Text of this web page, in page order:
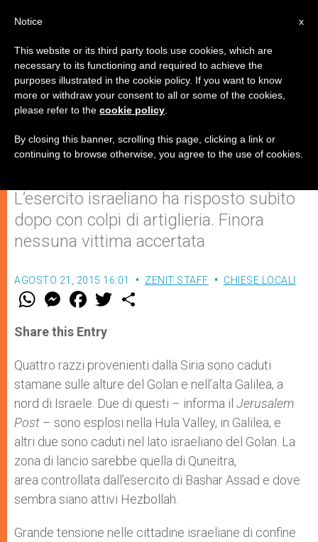
Fuoco siriano su Israele: quattro
razzi esplosi sulle alture del
Golan
L’esercito israeliano ha risposto subito
dopo con colpi di artiglieria. Finora
nessuna vittima accertata
AGOSTO 21, 2015 16:01 ZENIT STAFF CHIESE LOCALI
W
t
s
p
p
M
e
s
e
g
e
r
F
a
e
b
o
k
w
r
Share this Entry
Quattro razzi provenienti dalla Siria sono caduti
stamane sulle alture del Golan e nell’alta Galilea, a
nord di Israele. Due di questi – informa il Jerusalem
Post – sono esplosi nella Hula Valley, in Galilea, e
altri due sono caduti nel lato israeliano del Golan. La
zona di lancio sarebbe quella di Quneitra,
area controllata dall’esercito di Bashar Assad e dove
sembra siano attivi Hezbollah.
Grande tensione nelle cittadine israeliane di confine
x
Notice
This website or its third party tools use cookies, which are
necessary to its functioning and required to achieve the
purposes illustrated in the cookie policy. If you want to know
more or withdraw your consent to all or some of the cookies,
please refer to the cookie policy
By closing this banner, scrolling this page, clicking a link or
continuing to browse otherwise, you agree to the use of cookies.